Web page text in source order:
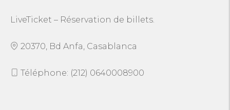
LiveTicket – Réservation de billets.
20370, Bd Anfa, Casablanca
Téléphone: (212) 0640008900